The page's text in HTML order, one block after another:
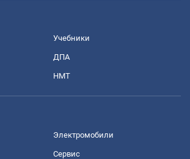
Учебники
ДПА
НМТ
Электромобили
Сервис